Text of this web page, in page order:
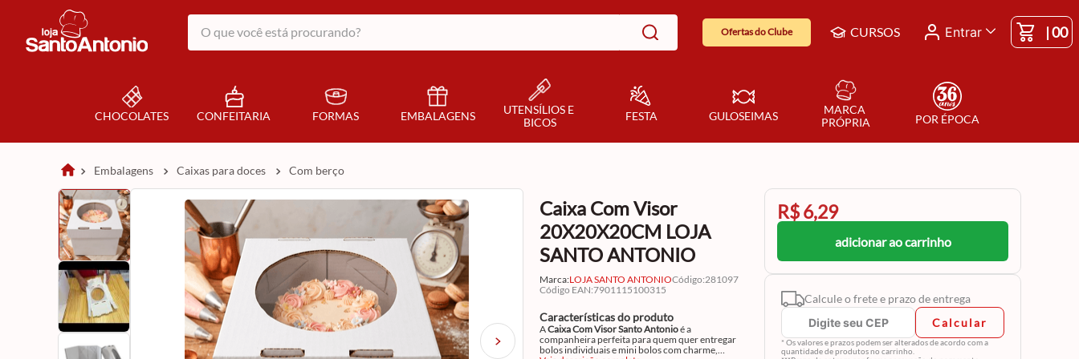
O que você está procurando?
Ofertas do Clube CURSOS Entrar |00
CHOCOLATES CONFEITARIA FORMAS EMBALAGENS
UTENSÍLIOS E
BICOS
FESTA GULOSEIMAS
MARCA
PRÓPRIA
POR ÉPOCA
embalagens caixas para doces com berço
Caixa Com Visor
20X20X20CM LOJA
SANTO ANTONIO
Marca:LOJA SANTO ANTONIOCódigo:281097
Código EAN:7901115100315
Características do produto
ACaixa Com Visor Santo Antonioé a
companheira perfeita para quem quer entregar
bolos individuais e mini bolos com charme,
R$ 6,29
adicionar ao carrinho
Calcule o frete e prazo de entrega
Calcular
* Os valores e prazos podem ser alterados de acordo com a
quantidade de produtos no carrinho.